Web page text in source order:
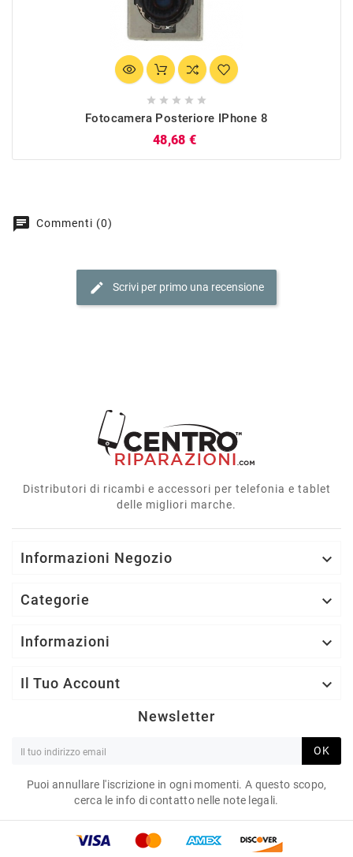
    
Fotocamera Posteriore IPhone 8
48,68 €
chat Commenti (0)
edit Scrivi per primo una recensione
Distributori di ricambi e accessori per telefonia e tablet
delle migliori marche.
Informazioni Negozio 
Categorie 
Informazioni 
Il Tuo Account 
Newsletter
OK
Puoi annullare l'iscrizione in ogni momenti. A questo scopo,
cerca le info di contatto nelle note legali.